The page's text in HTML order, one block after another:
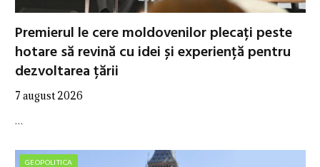
Premierul le cere moldovenilor plecați peste
hotare să revină cu idei și experiență pentru
dezvoltarea țării
7 august 2026
…
GEOPOLITICA